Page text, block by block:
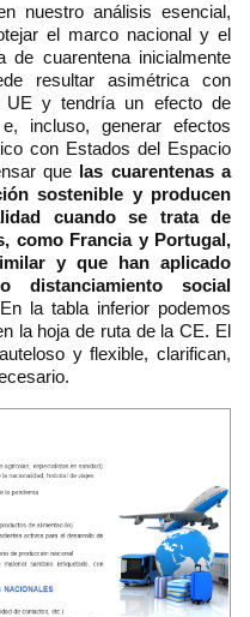
nuestro análisis esencial,
el marco nacional y el
de cuarentena inicialmente
resultar asimétrica con
y tendría un efecto de
incluso, generar efectos
con Estados del Espacio
que las cuarentenas a
sostenible y producen
cuando se trata de
como Francia y Portugal,
y que han aplicado
distanciamiento social
la tabla inferior podemos
la hoja de ruta de la CE. El
y flexible, clarifican,